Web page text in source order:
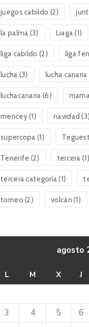
juegos cabildo (2)
la palma (3) Liaga(1)
liga cabildo (2) liga
lucha (3) lucha canaria
luchacanaria (6)
mencey(1) navidad (3)
supercopa (1)
Tenerife (2) tercera (1)
tercera categoría(1)
torneo (2) volcán (1)
agosto
L M X J
3
4 5 6